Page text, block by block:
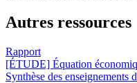
Autres ressources
Rapport
[ÉTUDE] Équation
Synthèse des enseignements